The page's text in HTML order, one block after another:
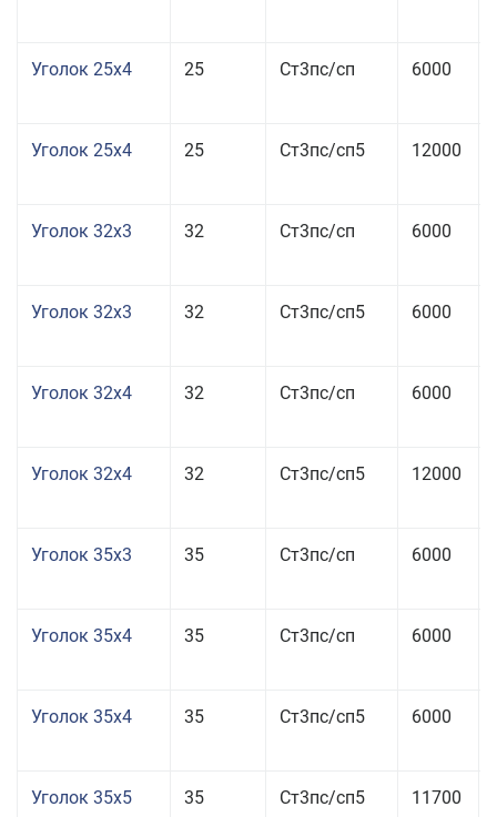
Уголок 25x4 25 Ст3пс/сп 6000
Уголок 25x4 25 Ст3пс/сп5 12000
Уголок 32x3 32 Ст3пс/сп 6000
Уголок 32x3 32 Ст3пс/сп5 6000
Уголок 32x4 32 Ст3пс/сп 6000
Уголок 32x4 32 Ст3пс/сп5 12000
Уголок 35x3 35 Ст3пс/сп 6000
Уголок 35x4 35 Ст3пс/сп 6000
Уголок 35x4 35 Ст3пс/сп5 6000
Уголок 35x5 35 Ст3пс/сп5 11700